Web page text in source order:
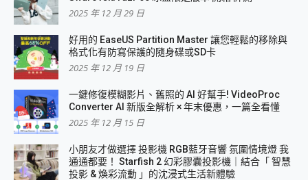
2025 年 12 月 29 日
好用的 EaseUS Partition Master 讓您輕鬆的移除與
格式化有防寫保護的隨身碟或SD卡
2025 年 12 月 19 日
一鍵修復模糊影片、舊照的 AI 好幫手! VideoProc
Converter AI 新版全解析 × 年末優惠，一篇全看懂
2025 年 12 月 15 日
小朋友才做選擇 投影機 RGB藍牙音響 氛圍情境燈 我
通通都要！ Starfish 2 幻彩膠囊投影機｜結合「 智慧
投影 & 煥彩流動 」的沈浸式生活新體驗